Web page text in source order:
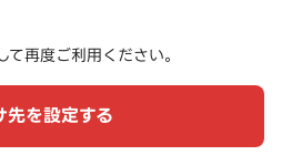
再度ご利用ください。
先を設定する